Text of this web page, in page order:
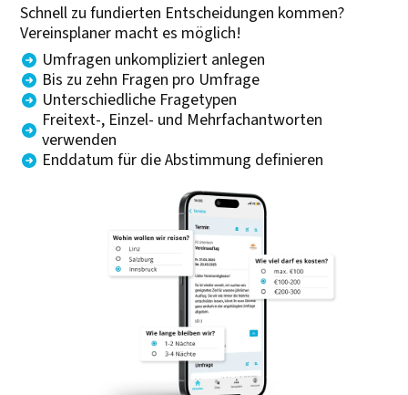
Schnell zu fundierten Entscheidungen kommen?
Vereinsplaner macht es möglich!
Umfragen unkompliziert anlegen
Bis zu zehn Fragen pro Umfrage
Unterschiedliche Fragetypen
Freitext-, Einzel- und Mehrfachantworten
verwenden
Enddatum für die Abstimmung definieren